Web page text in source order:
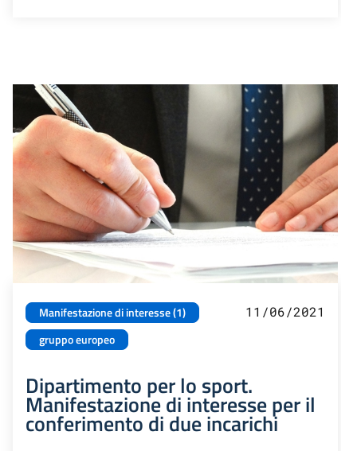
Manifestazione di interesse (1)
gruppo europeo
11/06/2021
Dipartimento per lo sport.
Manifestazione di interesse per il
conferimento di due incarichi